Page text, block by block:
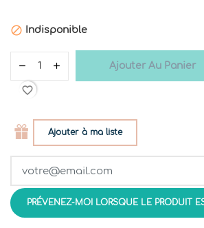
 Indisponible
Ajouter Au Panier
favorite_border
Ajouter à ma liste
PRÉVENEZ-MOI LORSQUE LE PRODUIT